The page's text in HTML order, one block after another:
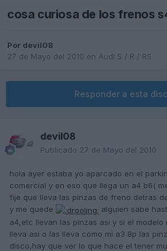
cosa curiosa de los frenos
Por devil08
27 de Mayo del 2010 en Audi S / R / RS
Responder a esta
devil08
Publicado 27 de Mayo del 2010
hola ayer estaba yo aparcado en el
comercial y en eso que llega un a4 b6(
fije que lleva las pinzas de freno detras
y me quede
alguien sabe
a4,etc llevan las pinzas asi y si el modelo
lleva asi o las lleva como mi a3 8p las
disco,hay que ver lo que hace el tener